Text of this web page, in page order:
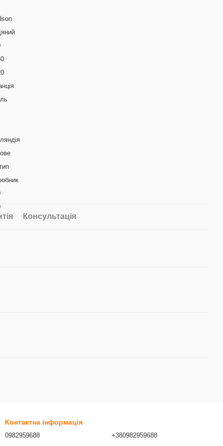
Консультація
Контактна інформація
0982959688
+380982959688